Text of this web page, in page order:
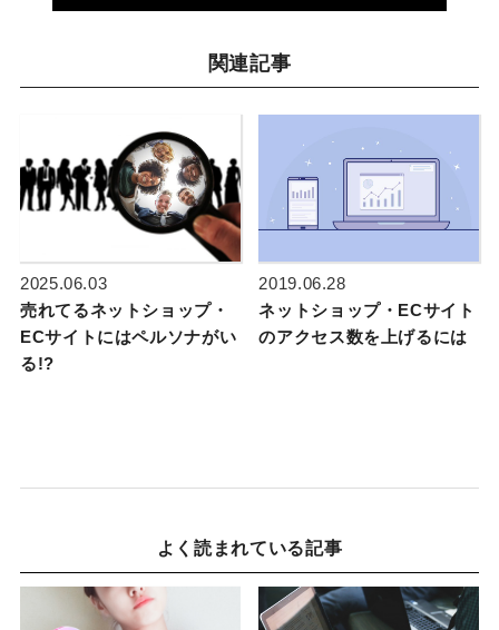
関連記事
2025.06.03
売れてるネットショップ・
ECサイトにはペルソナがい
る!?
2019.06.28
ネットショップ・ECサイト
のアクセス数を上げるには
よく読まれている記事